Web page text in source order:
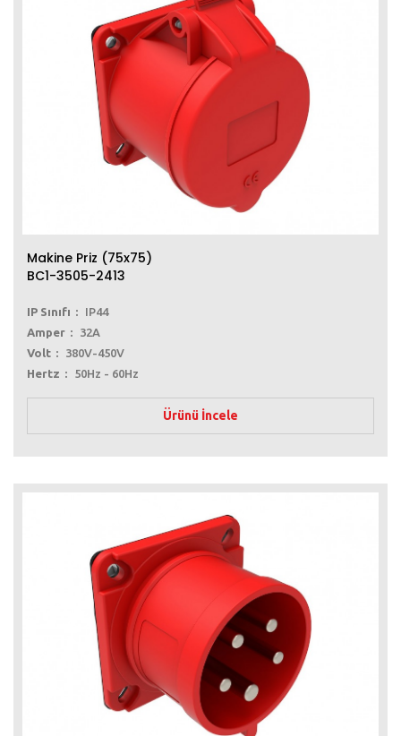
Makine Priz (75x75)
BC1-3505-2413
IP Sınıfı
IP44
Amper
32A
Volt
380V-450V
Hertz
50Hz - 60Hz
Ürünü İncele